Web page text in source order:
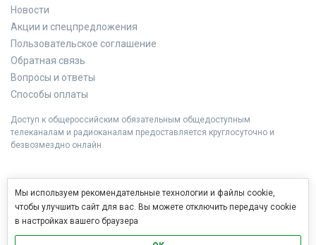
Новости
Акции и спецпредложения
Пользовательское соглашение
Обратная связь
Вопросы и ответы
Способы оплаты
Доступ к общероссийским обязательным общедоступным
телеканалам и радиоканалам предоставляется круглосуточно и
безвозмездно онлайн.
Мы используем рекомендательные технологии и файлы cookie,
чтобы улучшить сайт для вас. Вы можете отключить передачу cookie
в настройках вашего браузера